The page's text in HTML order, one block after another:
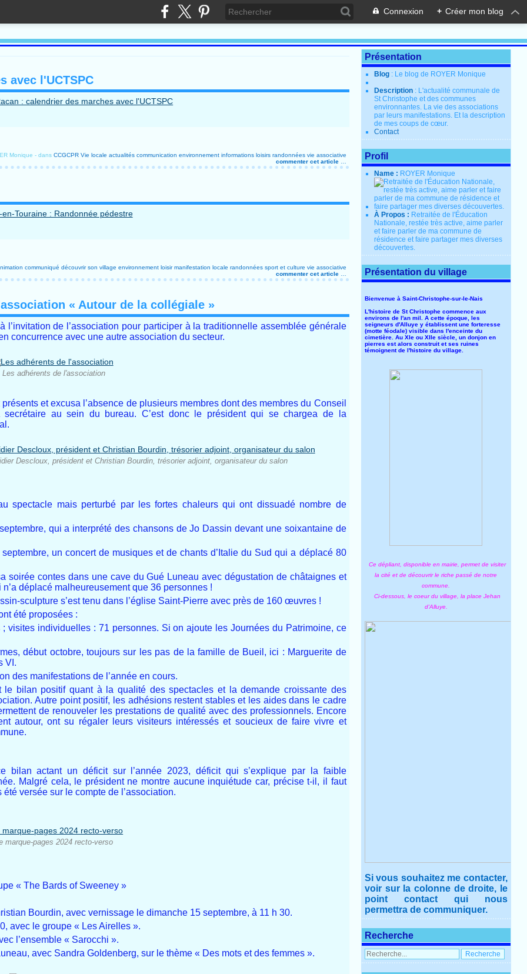
Connexion + Créer mon blog
avec l'UCTSPC
Monique -dans CCGCPR Vie locale actualités communication environnement informations loisirs randonnées vie associative
commenter cet article
communiqué découvrir son village environnement loisir manifestation locale randonnées sport et culture vie associative
commenter cet article
« Autour de la collégiale »
de l’association pour participer à la traditionnelle assemblée générale
concurrence avec une autre association du secteur.
Les adhérents de l'association
et excusa l’absence de plusieurs membres dont des membres du Conseil
secrétaire au sein du bureau. C’est donc le président qui se chargea de la
Descloux, président et Christian Bourdin, trésorier adjoint, organisateur du salon
spectacle mais perturbé par les fortes chaleurs qui ont dissuadé nombre de
qui a interprété des chansons de Jo Dassin devant une soixantaine de
un concert de musiques et de chants d’Italie du Sud qui a déplacé 80
soirée contes dans une cave du Gué Luneau avec dégustation de châtaignes et
déplacé malheureusement que 36 personnes !
sculpture s’est tenu dans l’église Saint-Pierre avec près de 160 œuvres !
été proposées :
visites individuelles : 71 personnes. Si on ajoute les Journées du Patrimoine, ce
début octobre, toujours sur les pas de la famille de Bueil, ici : Marguerite de
VI.
des manifestations de l’année en cours.
le bilan positif quant à la qualité des spectacles et la demande croissante des
Autre point positif, les adhésions restent stables et les aides dans le cadre
de renouveler les prestations de qualité avec des professionnels. Encore
autour, ont su régaler leurs visiteurs intéressés et soucieux de faire vivre et
bilan actant un déficit sur l’année 2023, déficit qui s’explique par la faible
Malgré cela, le président ne montre aucune inquiétude car, précise t-il, il faut
versée sur le compte de l’association.
marque-pages 2024 recto-verso
« The Bards of Sweeney »
Bourdin, avec vernissage le dimanche 15 septembre, à 11 h 30.
avec le groupe « Les Airelles ».
l’ensemble « Sarocchi ».
avec Sandra Goldenberg, sur le thème « Des mots et des femmes ».
Présentation
Blog : Le blog de ROYER Monique
Description : L'actualité communale de
St Christophe et des communes
environnantes. La vie des associations
par leurs manifestations. Et la description
de mes coups de cœur.
Contact
Profil
Name : ROYER Monique
À Propos : Retraitée de l'Éducation
Nationale, restée très active, aime parler
et faire parler de ma commune de
résidence et faire partager mes diverses
découvertes.
Présentation du village
Bienvenue à Saint-Christophe-sur-le-Nais
L'histoire de St Christophe commence aux
environs de l'an mil. A cette époque, les
seigneurs d'Alluye y établissent une forteresse
(motte féodale) visible dans l'enceinte du
cimetière. Au XIe ou XIIe siècle, un donjon en
pierres est alors construit et ses ruines
témoignent de l'histoire du village.
Ce dépliant, disponible en mairie, permet de visiter
la cité et de découvrir le riche passé de notre
commune.
Ci-dessous, le coeur du village, la place Jehan
d'Alluye.
Si vous souhaitez me contacter,
voir sur la colonne de droite, le
point contact qui nous
permettra de communiquer.
Recherche